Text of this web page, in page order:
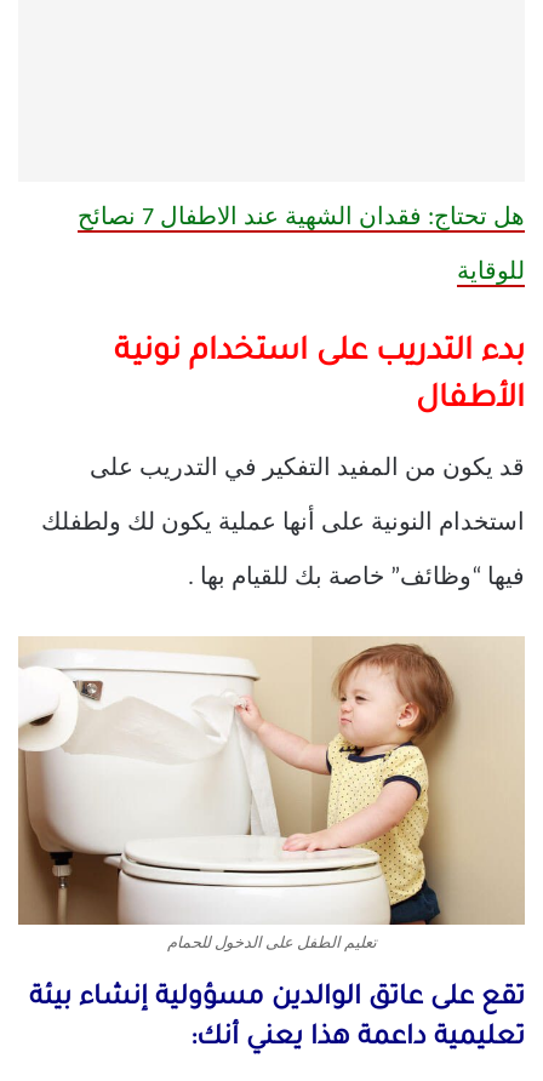
هل تحتاج: فقدان الشهية عند الاطفال 7 نصائح
للوقاية
بدء التدريب على استخدام نونية
الأطفال
قد يكون من المفيد التفكير في التدريب على
استخدام النونية على أنها عملية يكون لك ولطفلك
فيها “وظائف” خاصة بك للقيام بها .
تعليم الطفل على الدخول للحمام
تقع على عاتق الوالدين مسؤولية إنشاء بيئة
تعليمية داعمة هذا يعني أنك: